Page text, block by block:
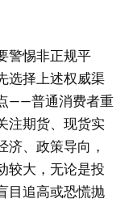
警惕非正规平
选择上述权威渠
——普通消费者重
注期货、现货实
济、政策导向，
较大，无论是投
目追高或恐慌抛